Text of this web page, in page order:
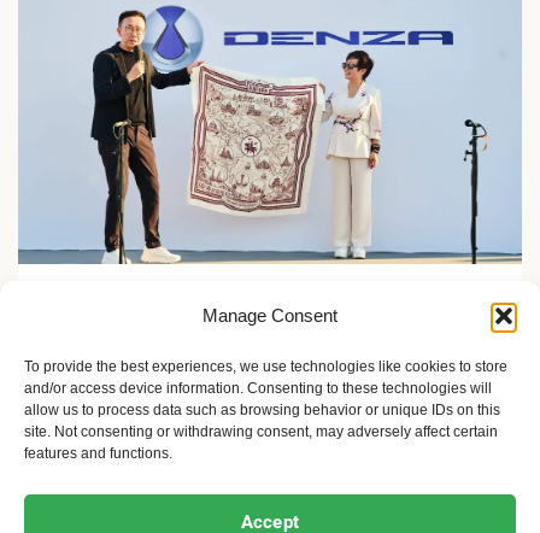
Manage Consent
To provide the best experiences, we use technologies like cookies to store
and/or access device information. Consenting to these technologies will
allow us to process data such as browsing behavior or unique IDs on this
site. Not consenting or withdrawing consent, may adversely affect certain
features and functions.
Accept
minuta?
2 meseca ago Sandra Iršević
Ekologija i održivost